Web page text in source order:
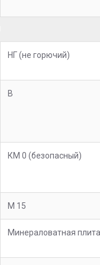
НГ (не горючий)
В
КМ 0 (безопасный)
М 15
Минераловатная плита